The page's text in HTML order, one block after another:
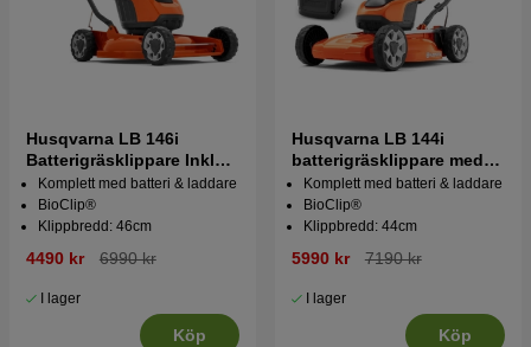
Husqvarna LB 146i
Batterigräsklippare Inkl
BLi20 & C80
Komplett med batteri & laddare
BioClip®
Klippbredd: 46cm
4490 kr 6990 kr
I lager
Köp
Husqvarna LB 144i
batterigräsklippare med
B140 och C80
Komplett med batteri & laddare
BioClip®
Klippbredd: 44cm
5990 kr 7190 kr
I lager
Köp